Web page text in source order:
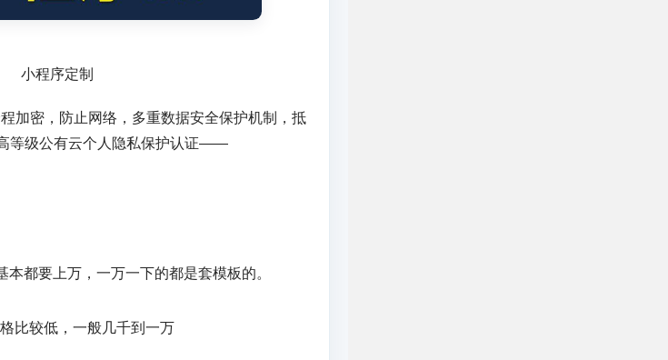
小程序定制
密，防止网络，多重数据安全保护机制，抵
等级公有云个人隐私保护认证——
本都要上万，一万一下的都是套模板的。
较低，一般几千到一万